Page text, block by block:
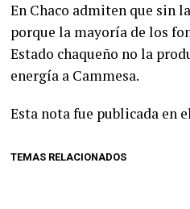
En Chaco admiten que sin
porque la mayoría de los
Estado chaqueño no la
energía a Cammesa.
Esta nota fue publicada en
TEMAS RELACIONADOS